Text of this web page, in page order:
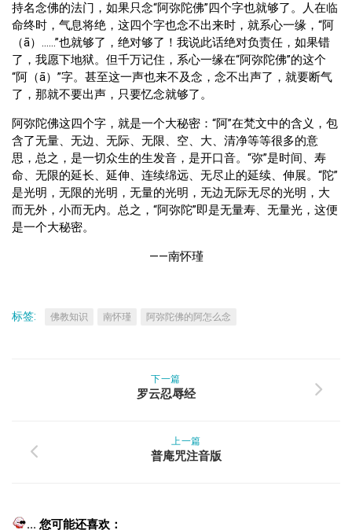
持名念佛的法门，如果只念“阿弥陀佛”四个字也就够了。人在临
命终时，气息将绝，这四个字也念不出来时，就系心一缘，“阿
（ā）……”也就够了，绝对够了！我说此话绝对负责任，如果错
了，我愿下地狱。但千万记住，系心一缘在“阿弥陀佛”的这个
“阿（ā）”字。甚至这一声也来不及念，念不出声了，就要断气
了，那就不要出声，只要忆念就够了。
阿弥陀佛这四个字，就是一个大秘密：“阿”在梵文中的含义，包
含了无量、无边、无际、无限、空、大、清净等等很多的意
思，总之，是一切众生的生发音，是开口音。“弥”是时间、寿
命、无限的延长、延伸、连续绵远、无尽止的延续、伸展。“陀”
是光明，无限的光明，无量的光明，无边无际无尽的光明，大
而无外，小而无内。总之，“阿弥陀”即是无量寿、无量光，这便
是一个大秘密。
——南怀瑾
标签: 佛教知识 南怀瑾 阿弥陀佛的阿怎么念
下一篇
罗云忍辱经
上一篇
普庵咒注音版
... 您可能还喜欢：